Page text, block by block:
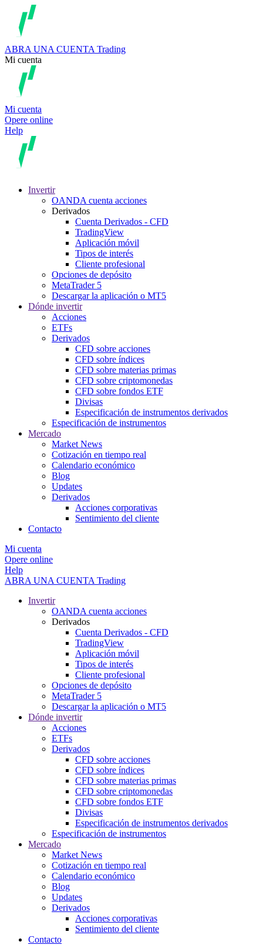
ABRA UNA CUENTA Trading
Mi cuenta
Mi cuenta
Opere online
Help
Invertir
OANDA cuenta acciones
Derivados
Cuenta Derivados - CFD
TradingView
Aplicación móvil
Tipos de interés
Cliente profesional
Opciones de depósito
MetaTrader 5
Descargar la aplicación o MT5
Dónde invertir
Acciones
ETFs
Derivados
CFD sobre acciones
CFD sobre índices
CFD sobre materias primas
CFD sobre criptomonedas
CFD sobre fondos ETF
Divisas
Especificación de instrumentos derivados
Especificación de instrumentos
Mercado
Market News
Cotización en tiempo real
Calendario económico
Blog
Updates
Derivados
Acciones corporativas
Sentimiento del cliente
Contacto
Mi cuenta
Opere online
Help
ABRA UNA CUENTA Trading
Invertir
OANDA cuenta acciones
Derivados
Cuenta Derivados - CFD
TradingView
Aplicación móvil
Tipos de interés
Cliente profesional
Opciones de depósito
MetaTrader 5
Descargar la aplicación o MT5
Dónde invertir
Acciones
ETFs
Derivados
CFD sobre acciones
CFD sobre índices
CFD sobre materias primas
CFD sobre criptomonedas
CFD sobre fondos ETF
Divisas
Especificación de instrumentos derivados
Especificación de instrumentos
Mercado
Market News
Cotización en tiempo real
Calendario económico
Blog
Updates
Derivados
Acciones corporativas
Sentimiento del cliente
Contacto